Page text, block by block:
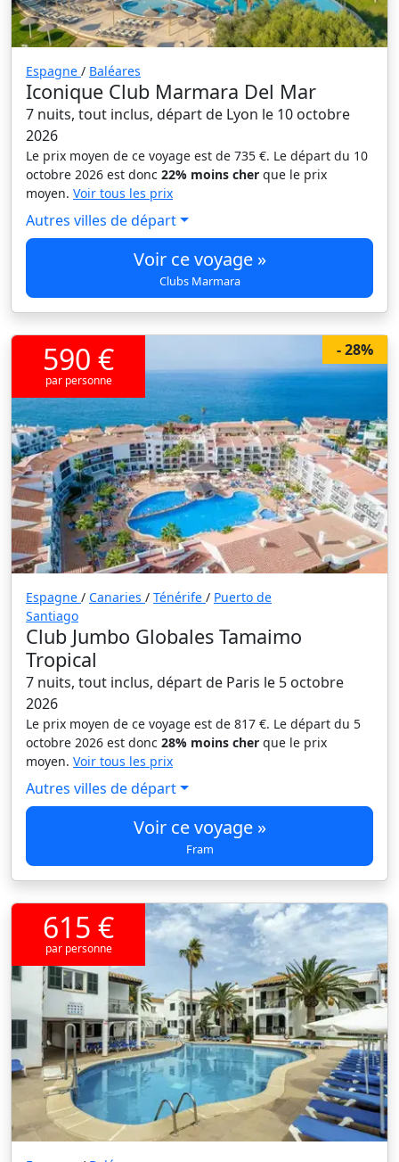
Espagne / Baléares
Iconique Club Marmara Del Mar
7 nuits, tout inclus, départ de Lyon le 10 octobre
2026
Le prix moyen de ce voyage est de 735 €. Le départ du 10
octobre 2026 est donc 22% moins cher que le prix
moyen. Voir tous les prix
Autres villes de départ
Voir ce voyage »
Clubs Marmara
- 28%
590 €
par personne
Espagne / Canaries / Ténérife / Puerto de
Santiago
Club Jumbo Globales Tamaimo
Tropical
7 nuits, tout inclus, départ de Paris le 5 octobre
2026
Le prix moyen de ce voyage est de 817 €. Le départ du 5
octobre 2026 est donc 28% moins cher que le prix
moyen. Voir tous les prix
Autres villes de départ
Voir ce voyage »
Fram
615 €
par personne